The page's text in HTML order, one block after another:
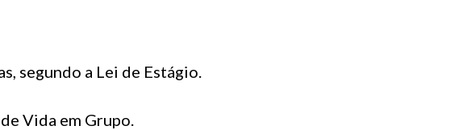
segundo a Lei de Estágio.
Vida em Grupo.